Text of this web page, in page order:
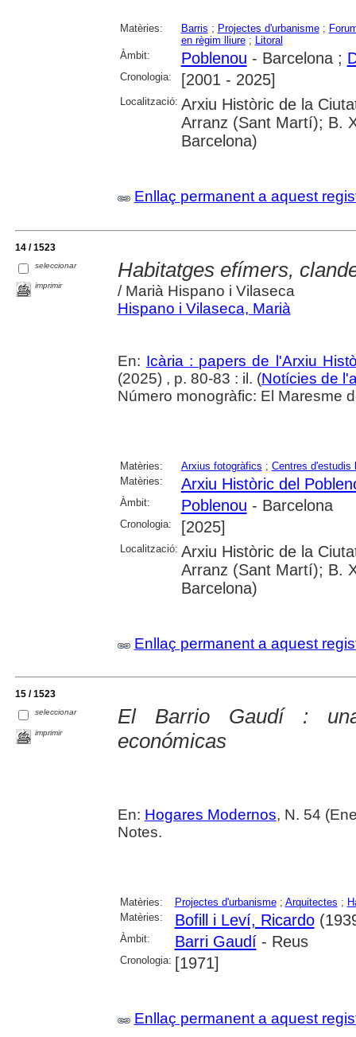
Matèries: Barris ; Projectes d'urbanisme;
en règim lliure; Litoral
Àmbit:
Poblenou - Barcelona ;
Cronologia: [2001 - 2025]
Localització: Arxiu Històric de la
Arranz (Sant Martí); B.
Barcelona)
Enllaç permanent a aquest
14 / 1523
seleccionar
imprimir
Habitatges efímers,
/ Marià Hispano i Vilaseca
Hispano i Vilaseca, Marià
En: Icària : papers de l'Arxiu
(2025) , p. 80-83 : il. (Notícies de
Número monogràfic: El Maresme
Matèries: Arxius fotogràfics ; Centres d'estudis
Matèries:
Arxiu Històric del
Àmbit: Poblenou - Barcelona
Cronologia: [2025]
Localització: Arxiu Històric de la
Arranz (Sant Martí); B.
Barcelona)
Enllaç permanent a aquest
15 / 1523
seleccionar
imprimir
El Barrio Gaudí :
económicas
En: Hogares Modernos, N. 54
Notes.
Matèries: Projectes d'urbanisme; Arquitectes ;
Matèries:
Bofill i Leví, Ricardo
Àmbit: Barri Gaudí- Reus
Cronologia: [1971]
Enllaç permanent a aquest